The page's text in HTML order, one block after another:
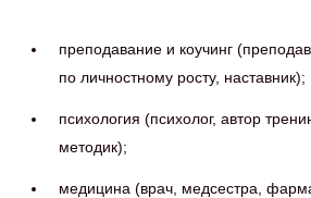
преподавание и коучинг
по личностному росту, наставник);
психология (психолог, автор
методик);
медицина (врач, медсестра,